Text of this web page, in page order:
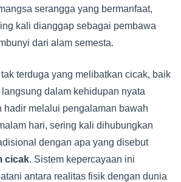
serangga yang bermanfaat,
kali dianggap sebagai pembawa
dari alam semesta.
terduga yang melibatkan cicak, baik
dalam kehidupan nyata
hadir melalui pengalaman bawah
hari, sering kali dihubungkan
dengan apa yang disebut
cicak. Sistem kepercayaan ini
antara realitas fisik dengan dunia